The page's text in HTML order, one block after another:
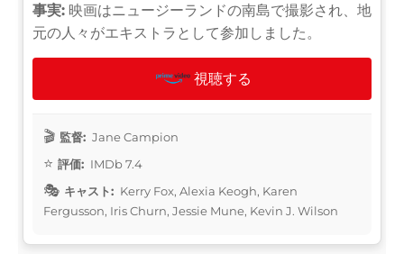
事実: 映画はニュージーランドの南島で撮影され、地
元の人々がエキストラとして参加しました。
視聴する
監督: Jane Campion
評価: IMDb 7.4
キャスト: Kerry Fox, Alexia Keogh, Karen
Fergusson, Iris Churn, Jessie Mune, Kevin J. Wilson